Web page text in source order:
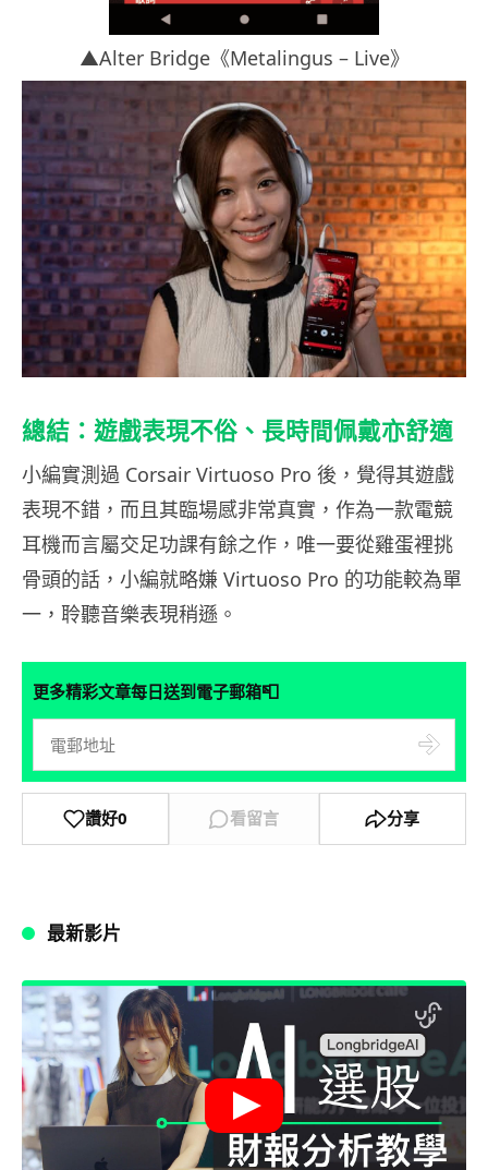
▲Alter Bridge《Metalingus – Live》
總結：遊戲表現不俗、長時間佩戴亦舒適
小編實測過 Corsair Virtuoso Pro 後，覺得其遊戲
表現不錯，而且其臨場感非常真實，作為一款電競
耳機而言屬交足功課有餘之作，唯一要從雞蛋裡挑
骨頭的話，小編就略嫌 Virtuoso Pro 的功能較為單
一，聆聽音樂表現稍遜。
更多精彩文章每日送到電子郵箱📮
讚好0 看留言 分享
最新影片